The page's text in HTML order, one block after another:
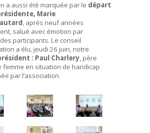
a aussi été marquée par le départ
Marie
, après neuf années
salué avec émotion par
participants. Le conseil
a élu, jeudi 26 juin, notre
: Paul Charlery, père
femme en situation de handicap
par l’association.